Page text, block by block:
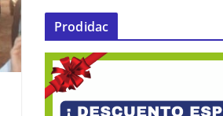
Prodidac